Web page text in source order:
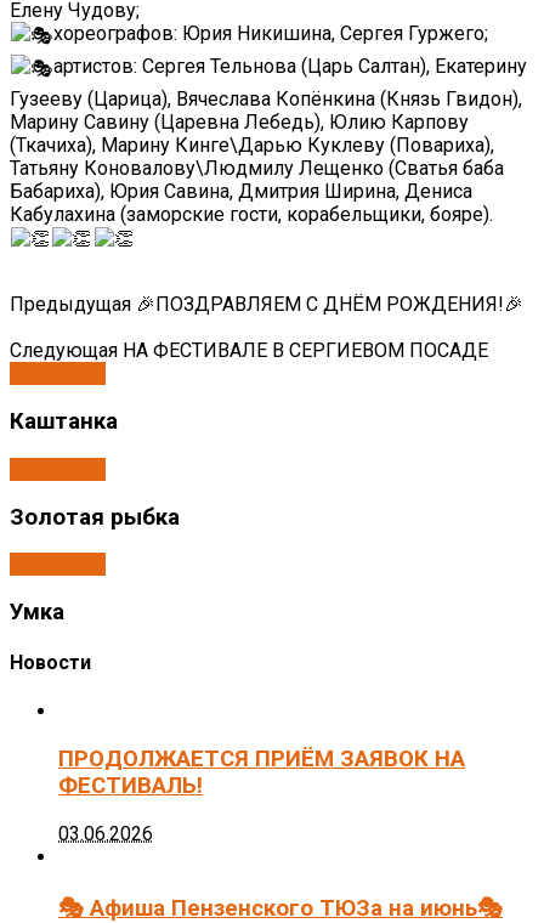
Елену Чудову;
хореографов: Юрия Никишина, Сергея Гуржего;
артистов: Сергея Тельнова (Царь Салтан), Екатерину
Гузееву (Царица), Вячеслава Копёнкина (Князь Гвидон),
Марину Савину (Царевна Лебедь), Юлию Карпову
(Ткачиха), Марину Кинге\Дарью Куклеву (Повариха),
Татьяну Коновалову\Людмилу Лещенко (Сватья баба
Бабариха), Юрия Савина, Дмитрия Ширина, Дениса
Кабулахина (заморские гости, корабельщики, бояре).
Предыдущая 🎉ПОЗДРАВЛЯЕМ С ДНËМ РОЖДЕНИЯ!🎉
Следующая НА ФЕСТИВАЛЕ В СЕРГИЕВОМ ПОСАДЕ
Каштанка
Золотая рыбка
Умка
Новости
ПРОДОЛЖАЕТСЯ ПРИЁМ ЗАЯВОК НА
ФЕСТИВАЛЬ!
03.06.2026
🎭 Афиша Пензенского ТЮЗа на июнь🎭